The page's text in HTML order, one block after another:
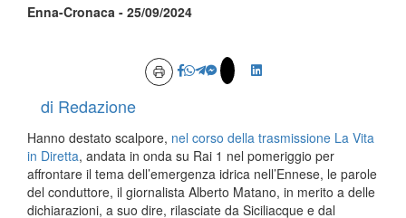
Enna-Cronaca - 25/09/2024
di Redazione
Hanno destato scalpore, nel corso della trasmissione La Vita
in Diretta, andata in onda su Rai 1 nel pomeriggio per
affrontare il tema dell’emergenza idrica nell’Ennese, le parole
del conduttore, il giornalista Alberto Matano, in merito a delle
dichiarazioni, a suo dire, rilasciate da Siciliacque e dal